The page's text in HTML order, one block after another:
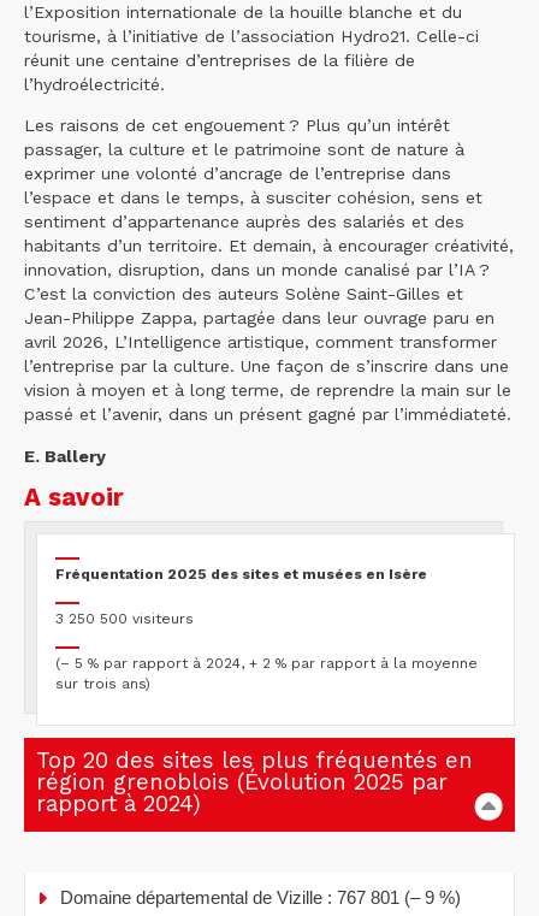
l’Exposition internationale de la houille blanche et du
tourisme, à l’initiative de l’association Hydro21. Celle-ci
réunit une centaine d’entreprises de la filière de
l’hydroélectricité.
Les raisons de cet engouement ? Plus qu’un intérêt
passager, la culture et le patrimoine sont de nature à
exprimer une volonté d’ancrage de l’entreprise dans
l’espace et dans le temps, à susciter cohésion, sens et
sentiment d’appartenance auprès des salariés et des
habitants d’un territoire. Et demain, à encourager créativité,
innovation, disruption, dans un monde canalisé par l’IA ?
C’est la conviction des auteurs Solène Saint-Gilles et
Jean-Philippe Zappa, partagée dans leur ouvrage paru en
avril 2026, L’Intelligence artistique, comment transformer
l’entreprise par la culture. Une façon de s’inscrire dans une
vision à moyen et à long terme, de reprendre la main sur le
passé et l’avenir, dans un présent gagné par l’immédiateté.
E. Ballery
A savoir
Fréquentation 2025 des sites et musées en Isère
3 250 500 visiteurs
(– 5 % par rapport à 2024, + 2 % par rapport à la moyenne
sur trois ans)
Top 20 des sites les plus fréquentés en
région grenoblois (Évolution 2025 par
rapport à 2024)
Domaine départemental de Vizille : 767 801 (– 9 %)